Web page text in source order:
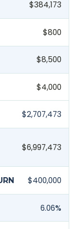
$384,173
$800
$8,500
$4,000
$2,707,473
$6,997,473
$400,000
6.06%